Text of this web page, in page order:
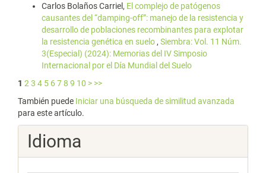
Carlos Bolaños Carriel, El complejo de patógenos
causantes del “damping-off”: manejo de la resistencia y
desarrollo de poblaciones recombinantes para explotar
la resistencia genética en suelo , Siembra: Vol. 11 Núm.
3(Especial) (2024): Memorias del IV Simposio
Internacional por el Día Mundial del Suelo
1 2 3 4 5 678 9 10 > >>
También puede Iniciar una búsqueda de similitud avanzada
para este artículo.
Idioma